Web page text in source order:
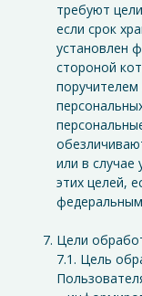
требуют
если срок
установлен
стороной
или в
этих целей,
Цели
7.1. Цель